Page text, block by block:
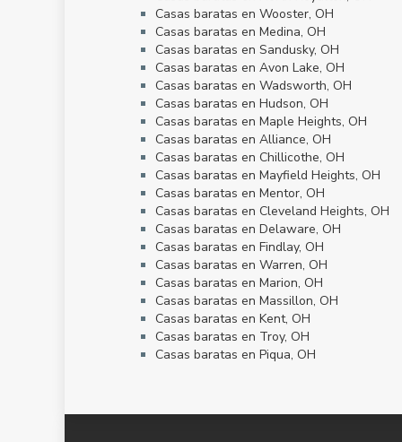
Casas baratas en Wooster, OH
Casas baratas en Medina, OH
Casas baratas en Sandusky, OH
Casas baratas en Avon Lake, OH
Casas baratas en Wadsworth, OH
Casas baratas en Hudson, OH
Casas baratas en Maple Heights, OH
Casas baratas en Alliance, OH
Casas baratas en Chillicothe, OH
Casas baratas en Mayfield Heights, OH
Casas baratas en Mentor, OH
Casas baratas en Cleveland Heights, OH
Casas baratas en Delaware, OH
Casas baratas en Findlay, OH
Casas baratas en Warren, OH
Casas baratas en Marion, OH
Casas baratas en Massillon, OH
Casas baratas en Kent, OH
Casas baratas en Troy, OH
Casas baratas en Piqua, OH